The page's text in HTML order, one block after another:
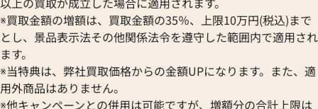
OMEGA
オメガ
ORIENT
オリエント
ORIS
オリス
SEIKO
セイコー
CENTURY
センチュリー
ZENITH
ゼニス
BVLGARI
ブルガリ
Breguet
ブレゲ
BULOVA
ブローバ
※買取金額の増額は、買取金額の35％、上限10万円(税込)まで
とし、景品表示法その他関係法令を遵守した範囲内で適用され
ます。
※当特典は、弊社買取価格からの金額UPになります。また、適
用外商品はありません。
※他キャンペーンとの併用は可能ですが、増額分の合計上限は